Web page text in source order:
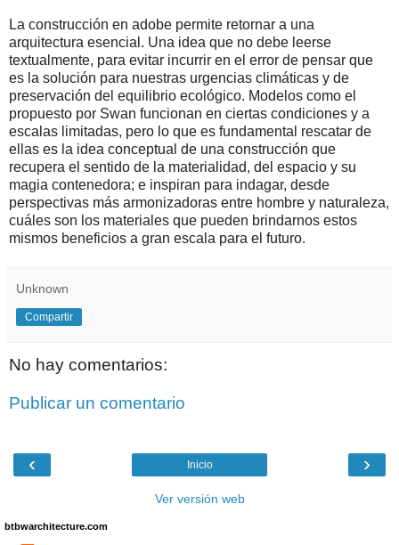
La construcción en adobe permite retornar a una
arquitectura esencial. Una idea que no debe leerse
textualmente, para evitar incurrir en el error de pensar que
es la solución para nuestras urgencias climáticas y de
preservación del equilibrio ecológico. Modelos como el
propuesto por Swan funcionan en ciertas condiciones y a
escalas limitadas, pero lo que es fundamental rescatar de
ellas es la idea conceptual de una construcción que
recupera el sentido de la materialidad, del espacio y su
magia contenedora; e inspiran para indagar, desde
perspectivas más armonizadoras entre hombre y naturaleza,
cuáles son los materiales que pueden brindarnos estos
mismos beneficios a gran escala para el futuro.
Unknown
Compartir
No hay comentarios:
Publicar un comentario
‹ ›
Inicio
Ver versión web
btbwarchitecture.com